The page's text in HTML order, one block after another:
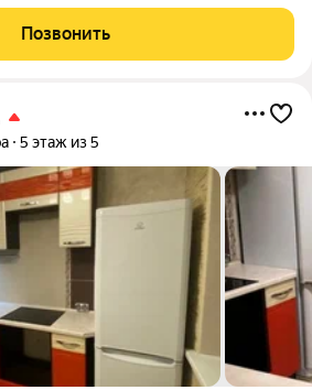
Рассмотрят сотрудников
Позвонить
5 этаж из 5